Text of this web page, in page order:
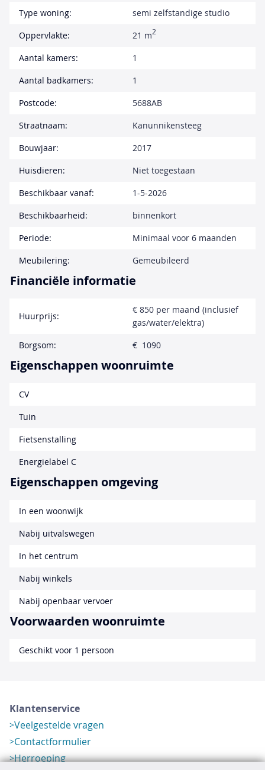
Type woning:
semi zelfstandige studio
Oppervlakte:
21 m2
Aantal kamers:
1
Aantal badkamers:
1
Postcode:
5688AB
Straatnaam:
Kanunnikensteeg
Bouwjaar:
2017
Huisdieren:
Niet toegestaan
Beschikbaar vanaf:
1-5-2026
Beschikbaarheid:
binnenkort
Periode:
Minimaal voor 6 maanden
Meubilering:
Gemeubileerd
Financiële informatie
Huurprijs:
€ 850 per maand (inclusief
gas/water/elektra)
Borgsom:
€ 1090
Eigenschappen woonruimte
CV
Tuin
Fietsenstalling
Energielabel C
Eigenschappen omgeving
In een woonwijk
Nabij uitvalswegen
In het centrum
Nabij winkels
Nabij openbaar vervoer
Voorwaarden woonruimte
Geschikt voor 1 persoon
Klantenservice
Veelgestelde vragen
Contactformulier
Herroeping